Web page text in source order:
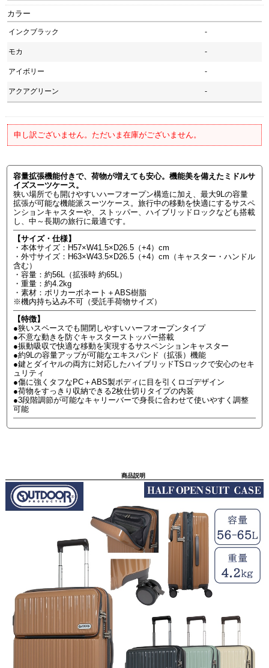
カラー
インクブラック -
モカ -
アイボリー -
アクアグリーン -
申し訳ございません。ただいま在庫がございません。
容量拡張機能付きで、荷物が増えても安心。機能美を備えたミドルサ
イズスーツケース。
狭い場所でも開けやすいハーフオープン構造に加え、最大9Lの容量
拡張が可能な機能派スーツケース。旅行中の移動を快適にするサスペ
ンションキャスターや、ストッパー、ハイブリッドロックなども搭載
し、中～長期の旅行に最適です。
【サイズ・仕様】
・本体サイズ：H57×W41.5×D26.5（+4）cm
・外寸サイズ：H63×W43.5×D26.5（+4）cm（キャスター・ハンドル
含む）
・容量：約56L（拡張時 約65L）
・重量：約4.2kg
・素材：ポリカーボネート＋ABS樹脂
※機内持ち込み不可（受託手荷物サイズ）
【特徴】
●狭いスペースでも開閉しやすいハーフオープンタイプ
●不意な動きを防ぐキャスターストッパー搭載
●振動吸収で快適な移動を実現するサスペンションキャスター
●約9Lの容量アップが可能なエキスパンド（拡張）機能
●鍵とダイヤルの両方に対応したハイブリッドTSロックで安心のセキ
ュリティ
●傷に強くタフなPC＋ABS製ボディに目を引くロゴデザイン
●荷物をすっきり収納できる2枚仕切りタイプの内装
●3段階調節が可能なキャリーバーで身長に合わせて使いやすく調整
可能
商品説明